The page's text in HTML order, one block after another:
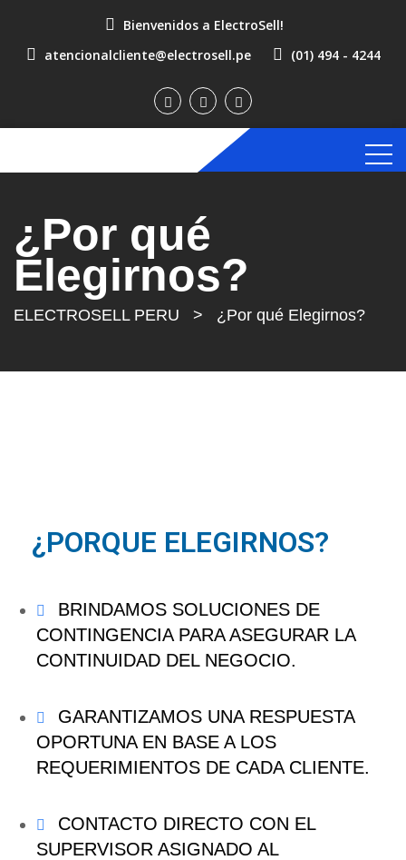
Bienvenidos a ElectroSell!
atencionalcliente@electrosell.pe
(01) 494 - 4244
¿Por qué
Elegirnos?
ELECTROSELL PERU > ¿Por qué Elegirnos?
¿PORQUE ELEGIRNOS?
BRINDAMOS SOLUCIONES DE
CONTINGENCIA PARA ASEGURAR LA
CONTINUIDAD DEL NEGOCIO.
GARANTIZAMOS UNA RESPUESTA
OPORTUNA EN BASE A LOS
REQUERIMIENTOS DE CADA CLIENTE.
CONTACTO DIRECTO CON EL
SUPERVISOR ASIGNADO AL